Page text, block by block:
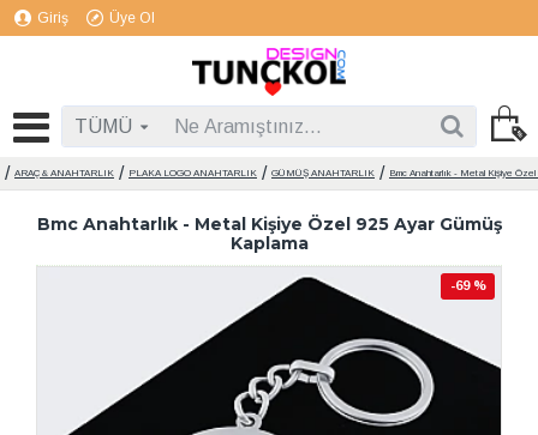
Giriş Üye Ol
TÜMÜ
ARAÇ & ANAHTARLIK PLAKA LOGO ANAHTARLIK GÜMÜŞ ANAHTARLIK Bmc Anahtarlık - Metal Kişiye Özel
Bmc Anahtarlık - Metal Kişiye Özel 925 Ayar Gümüş
Kaplama
-69 %